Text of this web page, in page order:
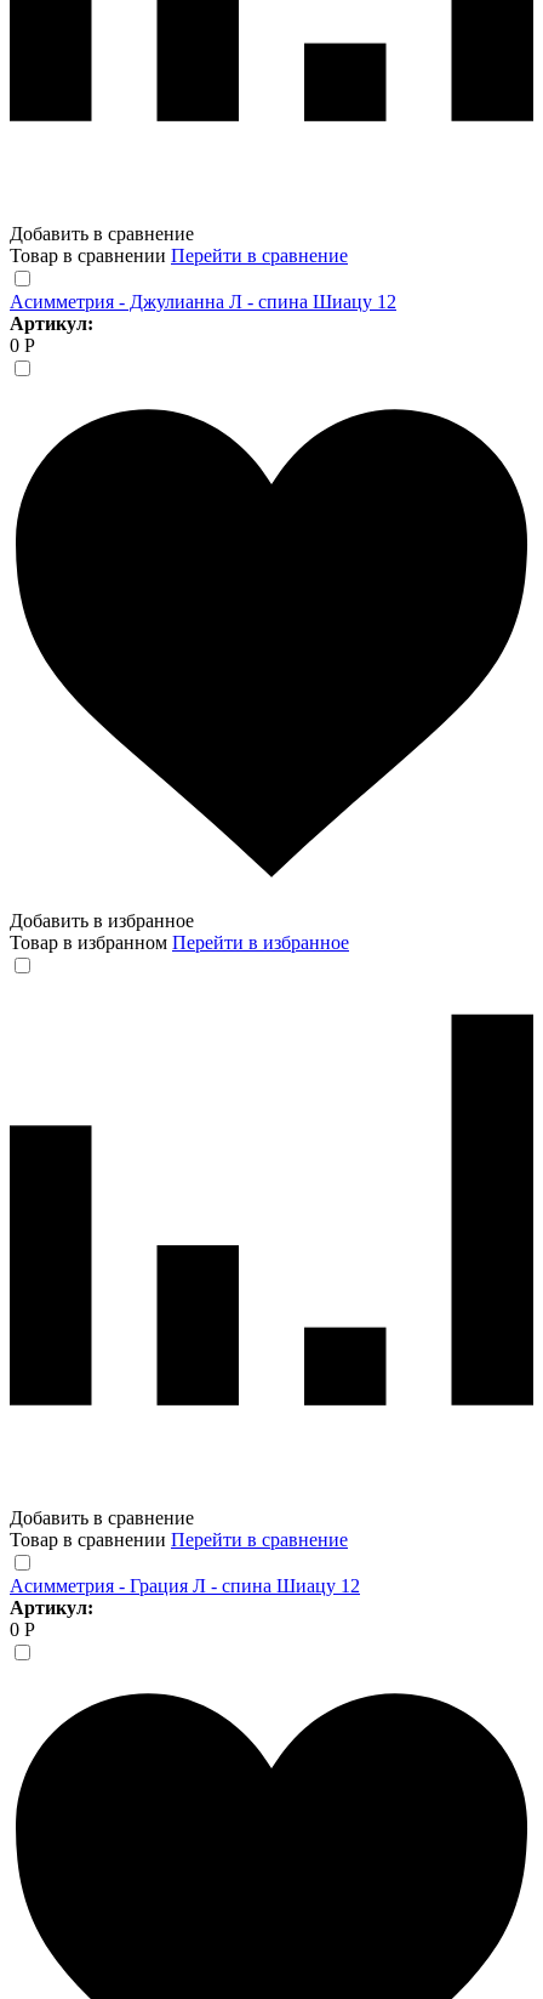
Добавить в сравнение
Товар в сравнении Перейти в сравнение
Асимметрия - Джулианна Л - спина Шиацу 12
Артикул:
0 Р
Добавить в избранное
Товар в избранном Перейти в избранное
Добавить в сравнение
Товар в сравнении Перейти в сравнение
Асимметрия - Грация Л - спина Шиацу 12
Артикул:
0 Р